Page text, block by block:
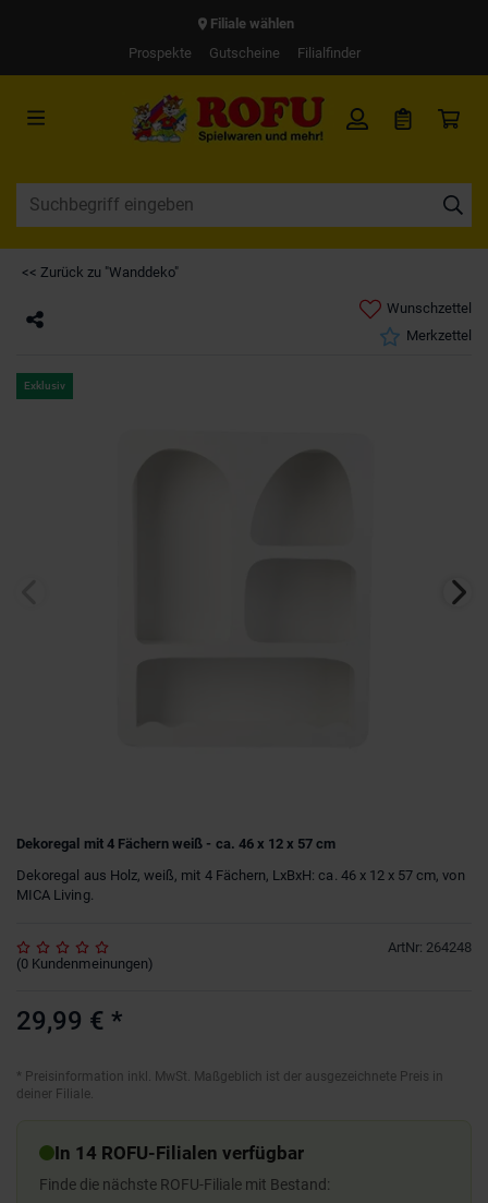
Filiale wählen
Prospekte
Gutscheine Filialfinder
<< Zurück zu "Wanddeko"
Wunschzettel
Merkzettel
Exklusiv
Dekoregal mit 4 Fächern weiß - ca. 46 x 12 x 57 cm
Dekoregal aus Holz, weiß, mit 4 Fächern, LxBxH: ca. 46 x 12 x 57 cm, von
MICA Living.
ArtNr: 264248
(0 Kundenmeinungen)
29,99 € *
* Preisinformation inkl. MwSt. Maßgeblich ist der ausgezeichnete Preis in
deiner Filiale.
In 14 ROFU-Filialen verfügbar
Finde die nächste ROFU-Filiale mit Bestand: